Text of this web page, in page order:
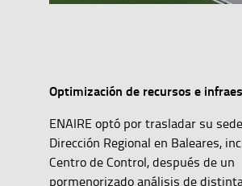
Optimización de recursos e
ENAIRE optó por trasladar su
Dirección Regional en Baleares,
Centro de Control, después de un
pormenorizado análisis de